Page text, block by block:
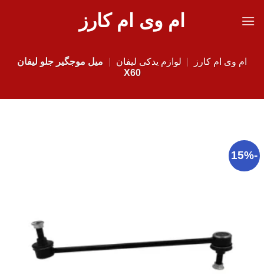
ام وی ام کارز
ام وی ام کارز لوازم یدکی لیفان
میل موجگیر جلو لیفان
X60
-15%